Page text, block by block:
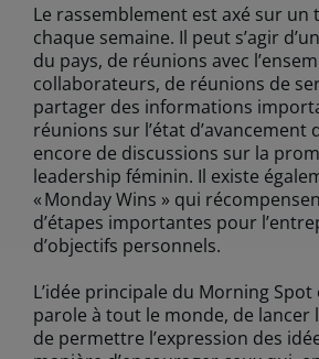
Le rassemblement est axé sur un
chaque semaine. Il peut s’agir
du pays, de réunions avec
collaborateurs, de réunions de
partager des informations
réunions sur l’état d’avancement
encore de discussions sur la
leadership féminin. Il existe
« Monday Wins » qui
d’étapes importantes pour
d’objectifs personnels.
L’idée principale du Morning
parole à tout le monde, de lancer
de permettre l’expression des